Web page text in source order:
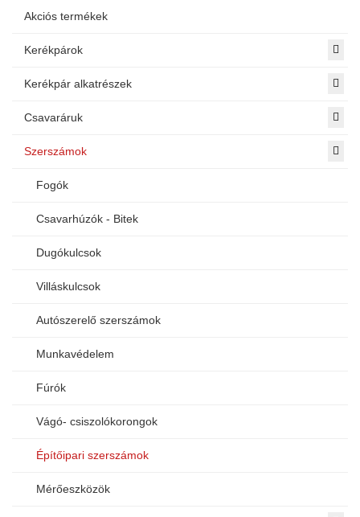
Akciós termékek
Kerékpárok
Kerékpár alkatrészek
Csavaráruk
Szerszámok
Fogók
Csavarhúzók - Bitek
Dugókulcsok
Villáskulcsok
Autószerelő szerszámok
Munkavédelem
Fúrók
Vágó- csiszolókorongok
Építőipari szerszámok
Mérőeszközök